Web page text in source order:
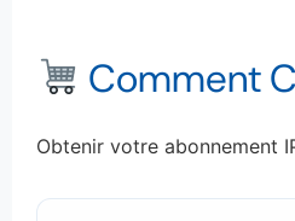
Comment
Obtenir votre abonnement